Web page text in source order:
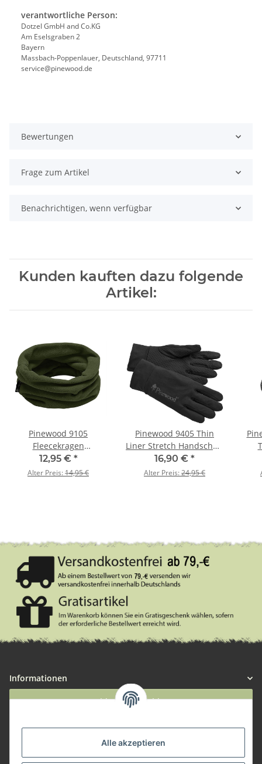
Alle akzeptieren
verantwortliche Person:
Dotzel GmbH and Co.KG
Am Eselsgraben 2
Bayern
Massbach-Poppenlauer, Deutschland, 97711
service@pinewood.de
Bewertungen
Frage zum Artikel
Benachrichtigen, wenn verfügbar
Kunden kauften dazu folgende
Artikel:
Pinewood 9105
Fleecekragen
Fleeceschal grün
12,95 € *
Alter Preis:14,95 €
Pinewood 9405 Thin
Liner Stretch Handschuh
schwarz (400) XL/XXL
16,90 € *
Alter Preis:24,95 €
Informationen
Widerruf anmelden